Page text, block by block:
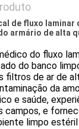
de fluxo laminar
armário de alta
do fluxo
do banco
filtros de ar de
da
e saúde,
campos, e
limpo estéril